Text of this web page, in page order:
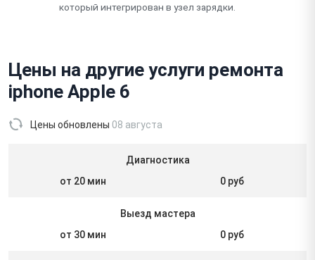
который интегрирован в узел зарядки.
Цены на другие услуги ремонта
iphone Apple 6
Цены обновлены 08 августа
Диагностика
от 20 мин
0 руб
Выезд мастера
от 30 мин
0 руб